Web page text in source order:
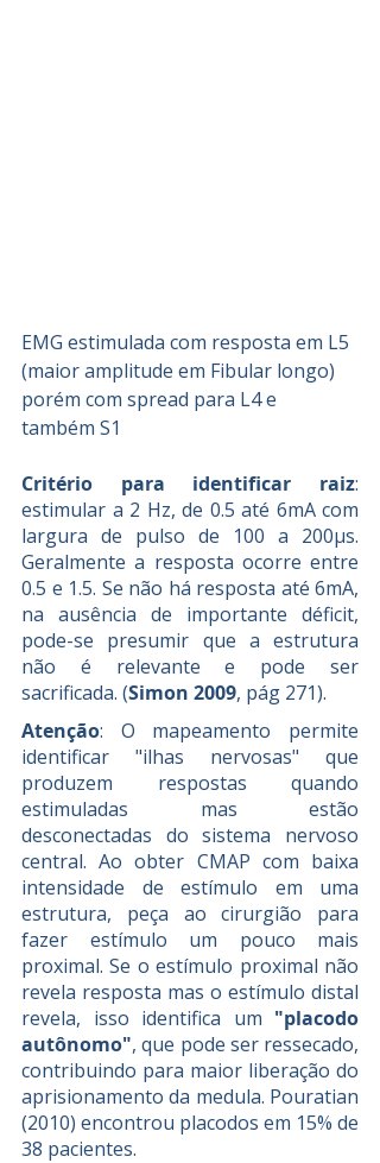
EMG estimulada com resposta em L5
(maior amplitude em Fibular longo)
porém com spread para L4 e
também S1
Critério para identificar raiz:
estimular a 2 Hz, de 0.5 até 6mA com
largura de pulso de 100 a 200µs.
Geralmente a resposta ocorre entre
0.5 e 1.5. Se não há resposta até 6mA,
na ausência de importante déficit,
pode-se presumir que a estrutura
não é relevante e pode ser
sacrificada. (Simon 2009, pág 271).
Atenção: O mapeamento permite
identificar "ilhas nervosas" que
produzem respostas quando
estimuladas mas estão
desconectadas do sistema nervoso
central. Ao obter CMAP com baixa
intensidade de estímulo em uma
estrutura, peça ao cirurgião para
fazer estímulo um pouco mais
proximal. Se o estímulo proximal não
revela resposta mas o estímulo distal
revela, isso identifica um "placodo
autônomo", que pode ser ressecado,
contribuindo para maior liberação do
aprisionamento da medula. Pouratian
(2010) encontrou placodos em 15% de
38 pacientes.